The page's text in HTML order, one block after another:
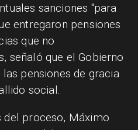
sanciones "para
entregaron pensiones
que no
señaló que el Gobierno
pensiones de gracia
social.
proceso, Máximo